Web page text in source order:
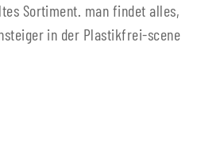
Sortiment. man findet alles,
in der Plastikfrei-scene